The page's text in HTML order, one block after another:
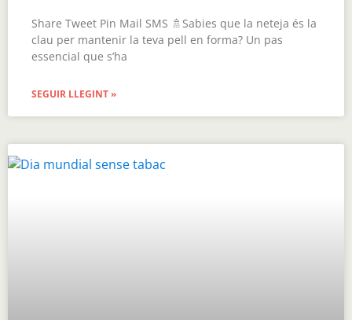
Share Tweet Pin Mail SMS 🚿Sabies que la neteja és la
clau per mantenir la teva pell en forma? Un pas
essencial que s’ha
SEGUIR LLEGINT »